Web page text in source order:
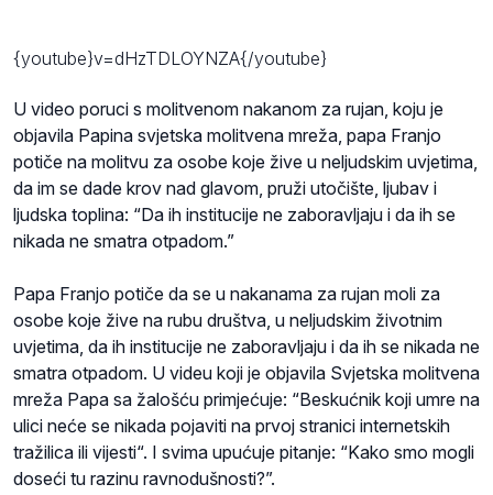
{youtube}v=dHzTDLOYNZA{/youtube}
U video poruci s molitvenom nakanom za rujan, koju je
objavila Papina svjetska molitvena mreža, papa Franjo
potiče na molitvu za osobe koje žive u neljudskim uvjetima,
da im se dade krov nad glavom, pruži utočište, ljubav i
ljudska toplina: “Da ih institucije ne zaboravljaju i da ih se
nikada ne smatra otpadom.”
Papa Franjo potiče da se u nakanama za rujan moli za
osobe koje žive na rubu društva, u neljudskim životnim
uvjetima, da ih institucije ne zaboravljaju i da ih se nikada ne
smatra otpadom. U videu koji je objavila Svjetska molitvena
mreža Papa sa žalošću primjećuje: “Beskućnik koji umre na
ulici neće se nikada pojaviti na prvoj stranici internetskih
tražilica ili vijesti“. I svima upućuje pitanje: “Kako smo mogli
doseći tu razinu ravnodušnosti?”.